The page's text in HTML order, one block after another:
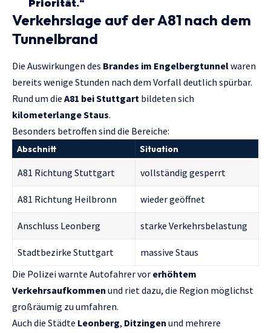
Priorität.“
Verkehrslage auf der A81 nach dem
Tunnelbrand
Die Auswirkungen des Brandes im Engelbergtunnelwaren
bereits wenige Stunden nach dem Vorfall deutlich spürbar.
Rund um die A81 bei Stuttgart bildeten sich
kilometerlange Staus.
Besonders betroffen sind die Bereiche:
Abschnitt Situation
A81 Richtung Stuttgart vollständig gesperrt
A81 Richtung Heilbronn wieder geöffnet
Anschluss Leonberg starke Verkehrsbelastung
Stadtbezirke Stuttgart
massive Staus
Die Polizei warnte Autofahrer vor erhöhtem
Verkehrsaufkommen und riet dazu, die Region möglichst
großräumig zu umfahren.
Auch die Städte Leonberg, Ditzingen und mehrere